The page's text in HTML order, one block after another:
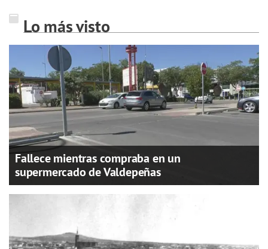
Lo más visto
Fallece mientras compraba en un
supermercado de Valdepeñas